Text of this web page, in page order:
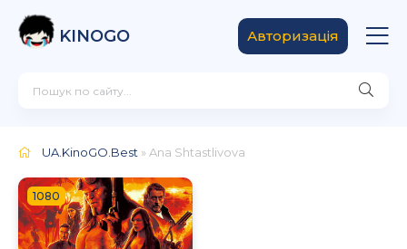
KINOGO Авторизація
UA.KinoGO.Best » Ana Shtastlivova
1080